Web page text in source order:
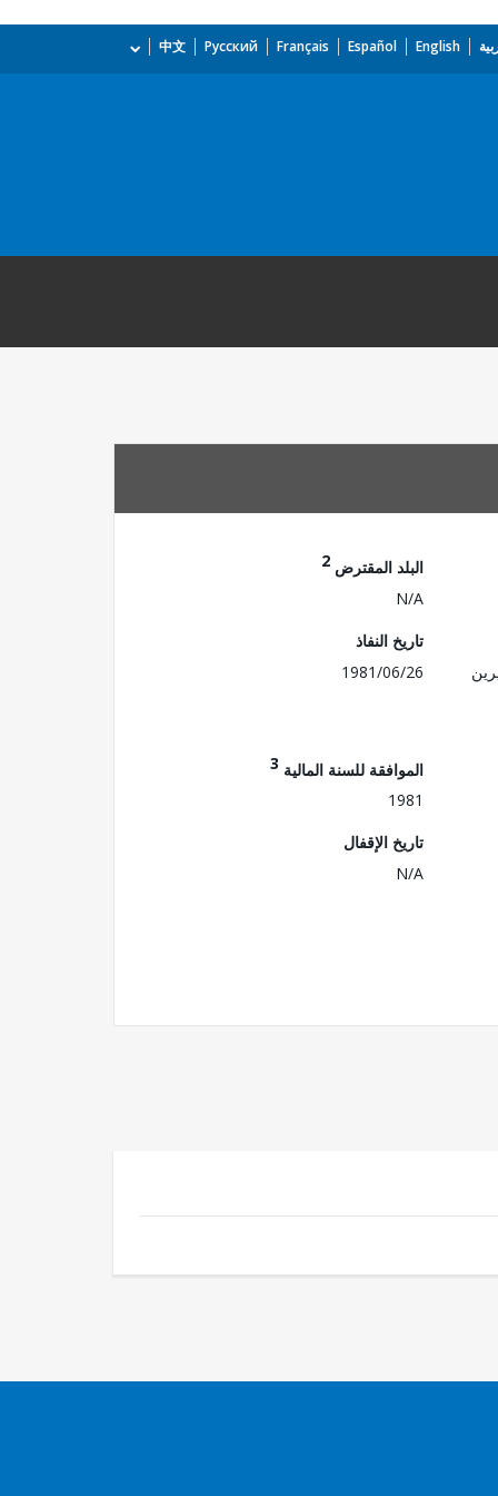
English
Español
Français
Русский
中文
البلد المقترض 2
N/A
تاريخ النفاذ
1981/06/26
الموافقة للسنة المالية 3
1981
تاريخ الإقفال
N/A